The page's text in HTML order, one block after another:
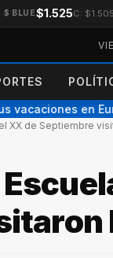
$ BLUE$1.525C: $1.505
en
XX de Septiembre